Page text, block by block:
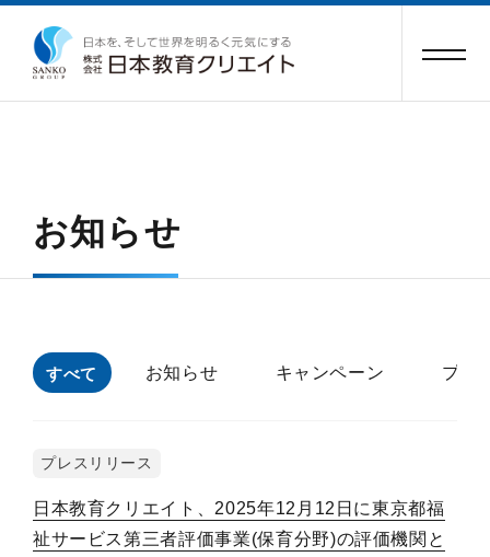
お知らせ
すべて お知らせ キャンペーン プレ
プレスリリース
日本教育クリエイト、2025年12月12日に東京都福
祉サービス第三者評価事業(保育分野)の評価機関と